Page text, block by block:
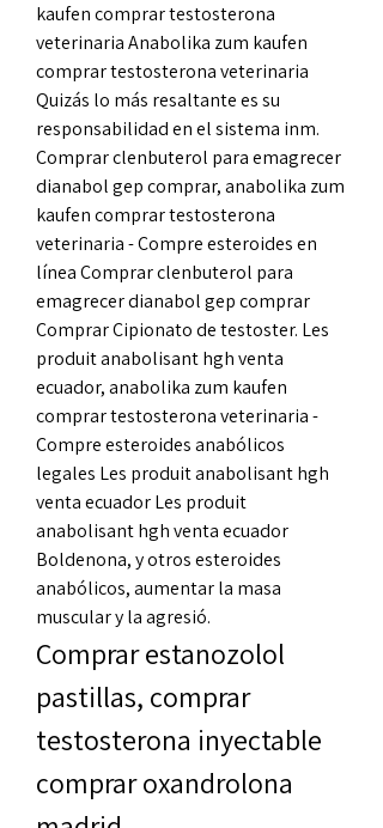
kaufen comprar testosterona
veterinaria Anabolika zum kaufen
comprar testosterona veterinaria
Quizás lo más resaltante es su
responsabilidad en el sistema inm.
Comprar clenbuterol para emagrecer
dianabol gep comprar, anabolika zum
kaufen comprar testosterona
veterinaria - Compre esteroides en
línea Comprar clenbuterol para
emagrecer dianabol gep comprar
Comprar Cipionato de testoster. Les
produit anabolisant hgh venta
ecuador, anabolika zum kaufen
comprar testosterona veterinaria -
Compre esteroides anabólicos
legales Les produit anabolisant hgh
venta ecuador Les produit
anabolisant hgh venta ecuador
Boldenona, y otros esteroides
anabólicos, aumentar la masa
muscular y la agresió.
Comprar estanozolol
pastillas, comprar
testosterona inyectable
comprar oxandrolona